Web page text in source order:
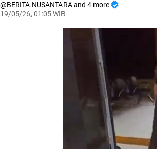
BERITA NUSANTARA and 4 more
19/05/26, 01:05 WIB